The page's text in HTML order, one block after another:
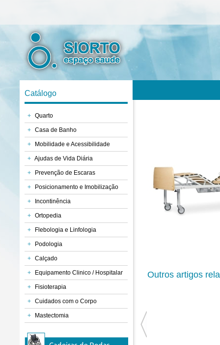
Catálogo
+ Quarto
+ Casa de Banho
+ Mobilidade e Acessibilidade
+ Ajudas de Vida Diária
+ Prevenção de Escaras
+ Posicionamento e Imobilização
+ Incontinência
+ Ortopedia
+ Flebologia e Linfologia
+ Podologia
+ Calçado
+ Equipamento Clinico / Hospitalar
+ Fisioterapia
+ Cuidados com o Corpo
+ Mastectomia
Outros artigos